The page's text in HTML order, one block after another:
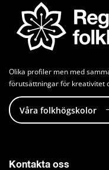
Olika profiler men med
förutsättningar för kreativitet
Våra folkhögskolor
Kontakta oss